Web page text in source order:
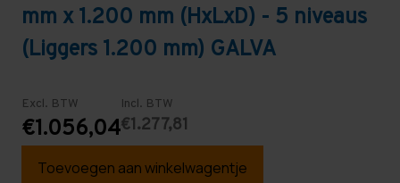
mm x 1.200 mm (HxLxD) - 5 niveaus
(Liggers 1.200 mm) GALVA
Excl. BTW
€1.056,04
Incl. BTW
€1.277,81
Toevoegen aan winkelwagentje